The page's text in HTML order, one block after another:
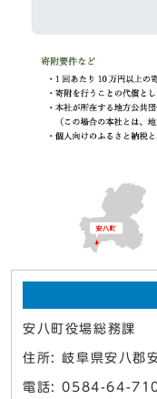
安八町役場総務課
住所: 岐阜県安八郡
電話: 0584-64-